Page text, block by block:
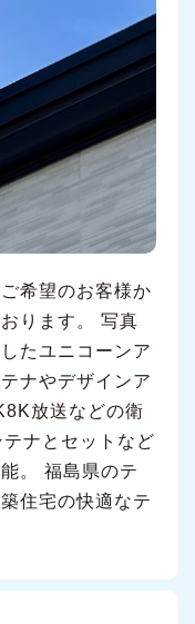
希望のお客様か
ります。 写真
たユニコーンア
ナやデザインア
放送などの衛
ナとセットなど
。 福島県のテ
住宅の快適なテ